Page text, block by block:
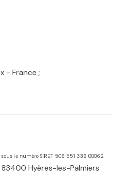
- France ;
le numéro SIRET 509 551 339 00062
Hyères-les-Palmiers